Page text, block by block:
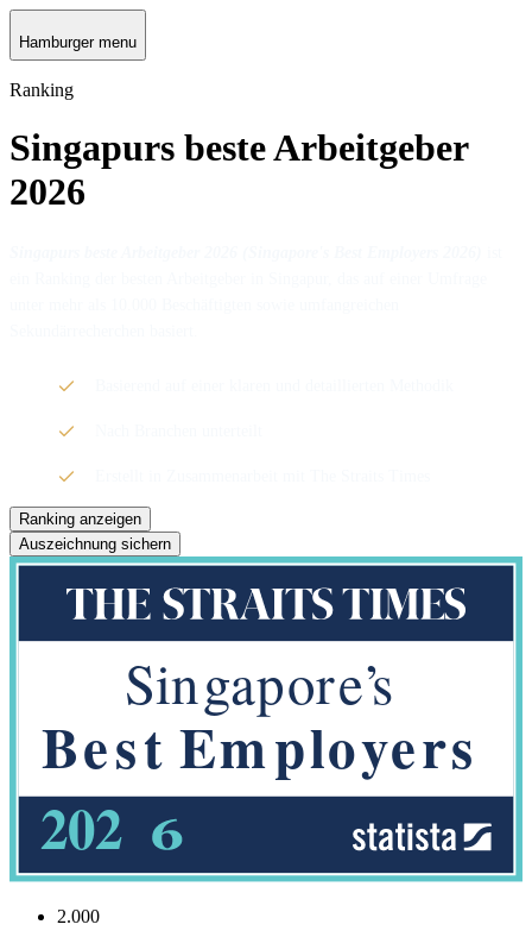
Hamburger menu
Ranking
Singapurs beste Arbeitgeber
2026
Ranking anzeigen
Auszeichnung sichern
2.000